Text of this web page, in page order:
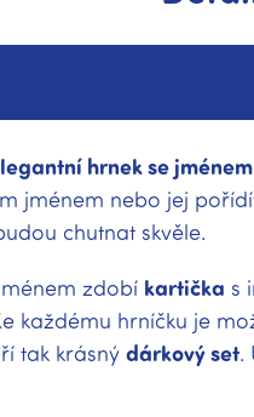
hrnek se jménem
jménem nebo jej
chutnat skvěle.
zdobí kartička s
každému hrníčku je
tak krásný dárkový set.